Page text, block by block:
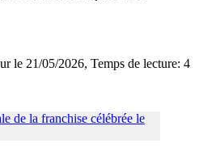
le 21/05/2026, Temps de lecture: 4